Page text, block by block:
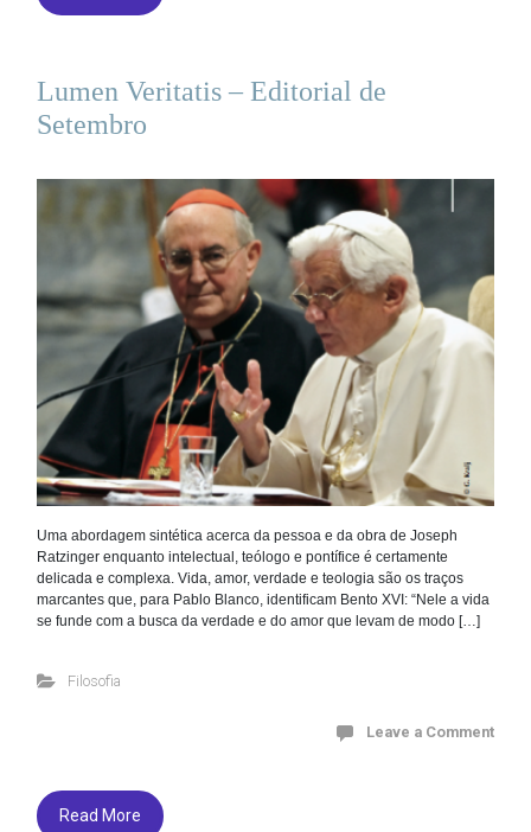
Lumen Veritatis – Editorial de
Setembro
Uma abordagem sintética acerca da pessoa e da obra de Joseph
Ratzinger enquanto intelectual, teólogo e pontífice é certamente
delicada e complexa. Vida, amor, verdade e teologia são os traços
marcantes que, para Pablo Blanco, identificam Bento XVI: “Nele a vida
se funde com a busca da verdade e do amor que levam de modo […]
Filosofia
Leave a Comment
Read More